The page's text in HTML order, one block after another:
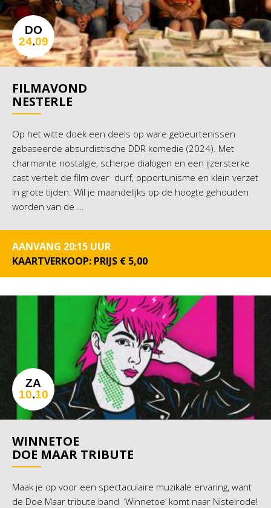
FILMAVOND
NESTERLE
Op het witte doek een deels op ware gebeurtenissen
gebaseerde absurdistische DDR komedie (2024). Met
charmante nostalgie, scherpe dialogen en een ijzersterke
cast vertelt de film over durf, opportunisme en klein verzet
in grote tijden. Wil je maandelijks op de hoogte gehouden
worden van de ...
DO
24.09
AANVANG 20:15 UUR
KAARTVERKOOP: PRIJS € 5,00
WINNETOE
DOE MAAR TRIBUTE
Maak je op voor een spectaculaire muzikale ervaring, want
de Doe Maar tribute band ‘Winnetoe’ komt naar Nistelrode!
ZA
10.10